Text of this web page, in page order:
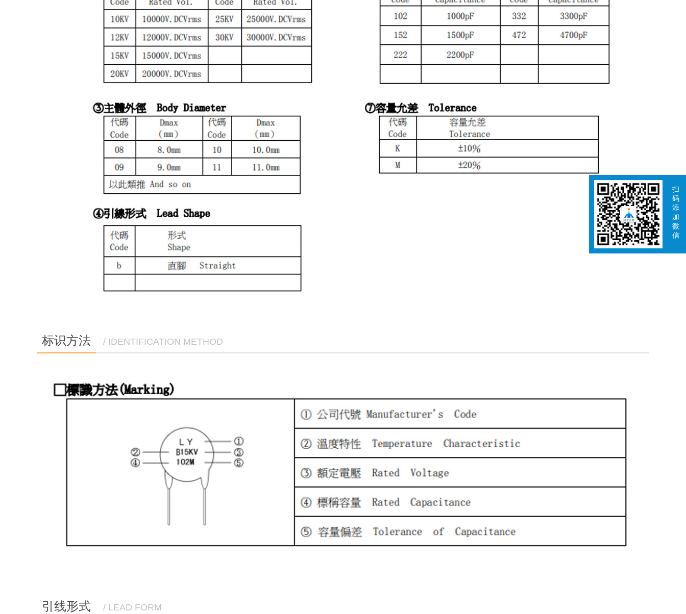
标识方法 / IDENTIFICATION METHOD
引线形式 / LEAD FORM
扫
码
添
加
微
信